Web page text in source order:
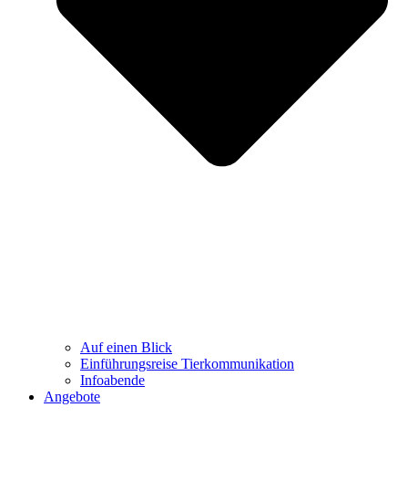
Auf einen Blick
Einführungsreise Tierkommunikation
Infoabende
Angebote